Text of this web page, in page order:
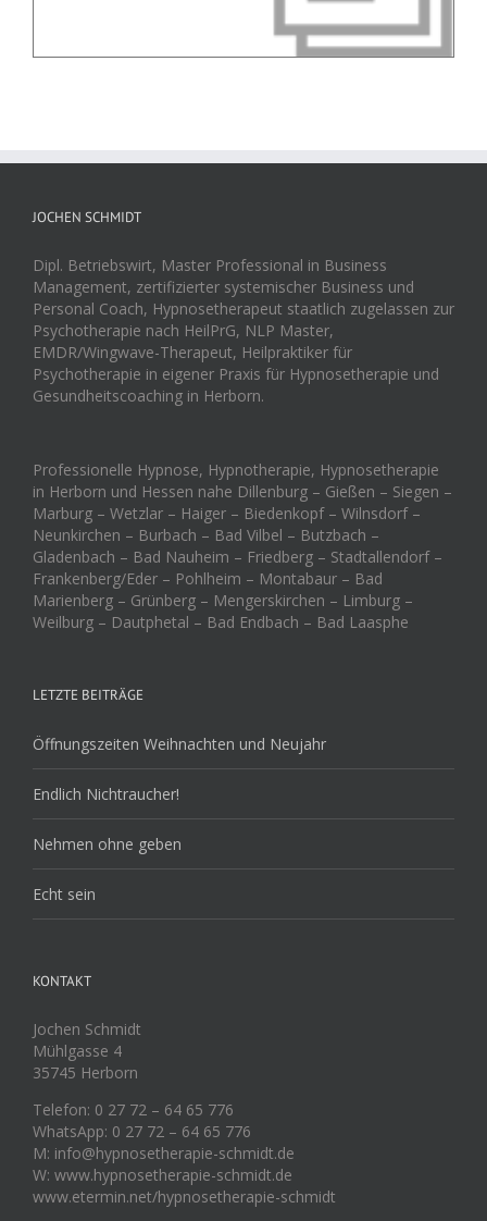
JOCHEN SCHMIDT
Dipl. Betriebswirt, Master Professional in Business
Management, zertifizierter systemischer Business und
Personal Coach, Hypnosetherapeut staatlich zugelassen zur
Psychotherapie nach HeilPrG, NLP Master,
EMDR/Wingwave-Therapeut, Heilpraktiker für
Psychotherapie in eigener Praxis für Hypnosetherapie und
Gesundheitscoaching in Herborn.
Professionelle Hypnose, Hypnotherapie, Hypnosetherapie
in Herborn und Hessen nahe Dillenburg – Gießen – Siegen –
Marburg – Wetzlar – Haiger – Biedenkopf – Wilnsdorf –
Neunkirchen – Burbach – Bad Vilbel – Butzbach –
Gladenbach – Bad Nauheim – Friedberg – Stadtallendorf –
Frankenberg/Eder – Pohlheim – Montabaur – Bad
Marienberg – Grünberg – Mengerskirchen – Limburg –
Weilburg – Dautphetal – Bad Endbach – Bad Laasphe
LETZTE BEITRÄGE
Öffnungszeiten Weihnachten und Neujahr
Endlich Nichtraucher!
Nehmen ohne geben
Echt sein
KONTAKT
Jochen Schmidt
Mühlgasse 4
35745 Herborn
Telefon: 0 27 72 – 64 65 776
WhatsApp: 0 27 72 – 64 65 776
M: info@hypnosetherapie-schmidt.de
W: www.hypnosetherapie-schmidt.de
www.etermin.net/hypnosetherapie-schmidt